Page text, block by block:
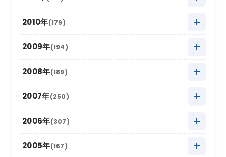
2020年2月 (15)
2019年3月
2019年2月 (6)
2018年4月
2018年3月
2018年2月 (10)
2017年5月 (15)
2017年4月
2017年3月
2017年2月 (4)
2016年7月 (13)
2016年6月 (7)
2016年5月 (16)
2016年4月
2016年3月
2016年2月 (6)
2015年7月 (14)
2015年6月 (9)
2015年5月 (17)
2015年4月
2015年3月
2015年2月 (7)
2014年9月 (13)
2014年7月 (8)
2014年6月 (8)
2014年5月 (12)
2014年4月
2014年3月
2013年10月
2013年9月 (17)
2013年7月 (19)
2013年6月 (12)
2013年5月 (16)
2013年4月
2012年11月
2012年10月
2012年9月 (18)
2012年7月 (17)
2012年6月 (17)
2012年5月 (16)
2011年12月 (14)
2011年11月
2011年10月
2011年9月 (17)
2011年7月 (21)
2011年6月 (9)
2010年(179)
2010年12月 (15)
2010年11月
2010年10月
2010年9月 (19)
2010年7月 (12)
2009年(194)
2009年12月 (15)
2009年11月
2009年10月
2009年9月 (22)
2008年(189)
2008年12月 (10)
2008年11月
2008年10月
2007年(250)
2007年12月 (17)
2007年11月
2006年(307)
2006年12月 (30)
2005年(167)